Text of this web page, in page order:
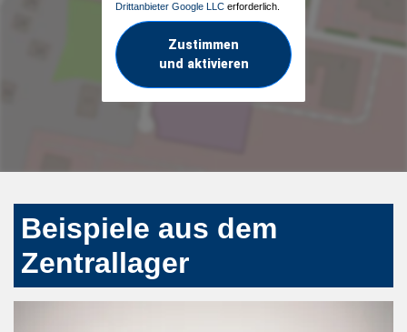
Drittanbieter Google LLC erforderlich.
Zustimmen
und aktivieren
Beispiele aus dem
Zentrallager